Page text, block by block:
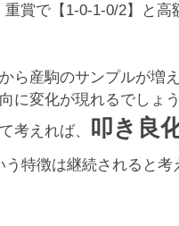
重賞で【1-0-1-0/2】と高
ら産駒のサンプルが増
に変化が現れるでしょ
考えれば、
叩き良
う特徴は継続されると考